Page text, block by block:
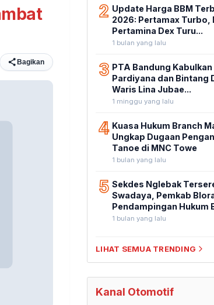
Bagikan
2 Update Harga BBM
2026: Pertamax Turbo,
Pertamina Dex Turu...
1 bulan yang lalu
3 PTA Bandung
Pardiyana dan Bintang
Waris Lina Jubae...
1 minggu yang lalu
4 Kuasa Hukum Branch
Ungkap Dugaan
Tanoe di MNC Towe
1 bulan yang lalu
5 Sekdes Nglebak
Swadaya, Pemkab
Pendampingan Hukum
1 bulan yang lalu
LIHAT SEMUA TRENDING
Kanal Otomotif